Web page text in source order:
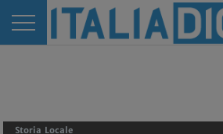
Storia Locale